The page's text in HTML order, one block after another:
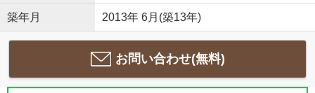
築年月 2013年 6月(築13年)
お問い合わせ(無料)